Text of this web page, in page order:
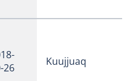
26
Kuujjuaq